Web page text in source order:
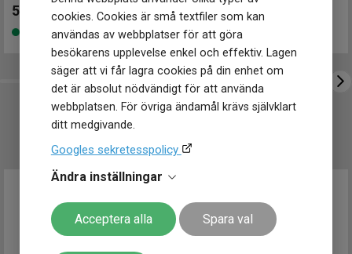
cookies. Cookies är små textfiler som kan
användas av webbplatser för att göra
besökarens upplevelse enkel och effektiv. Lagen
säger att vi får lagra cookies på din enhet om
det är absolut nödvändigt för att använda
webbplatsen. För övriga ändamål krävs självklart
ditt medgivande.
Googles sekretesspolicy
Ändra inställningar
Acceptera alla Spara val
Tjocklek
12 mm
Bredd på
armband
22 mm
Vattentät
Ja
Vattenskydd
Glas material
Safir
Glas egenskaper
sidor
52 050 kr
Finns i lager
52 050 kr
Finns i lager
UTVALT FÖR DIG